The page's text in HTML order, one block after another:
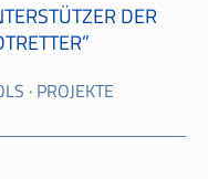
DER
· PROJEKTE